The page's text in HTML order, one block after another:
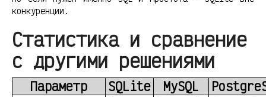
конкуренции.
Статистика и сравнение
с другими решениями
Параметр SQLite MySQL